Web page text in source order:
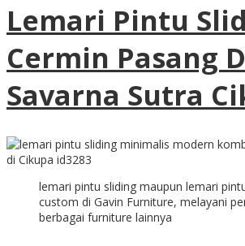
Lemari Pintu
Cermin Pasang
Savarna Sutra
lemari pintu sliding maupun lemari
custom di Gavin Furniture, melayani
berbagai furniture lainnya